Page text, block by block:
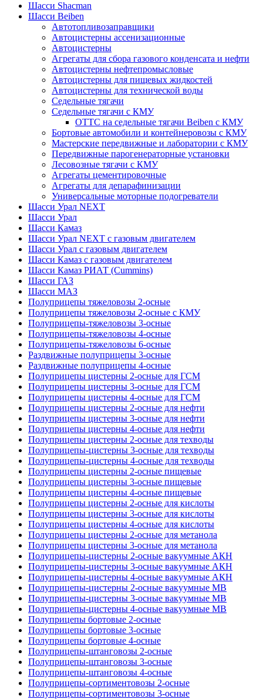
Шасси Shacman
Шасси Beiben
Автотопливозаправщики
Автоцистерны ассенизационные
Автоцистерны
Агрегаты для сбора газового конденсата и нефти
Автоцистерны нефтепромысловые
Автоцистерны для пищевых жидкостей
Автоцистерны для технической воды
Седельные тягачи
Седельные тягачи с КМУ
ОТТС на седельные тягачи Beiben с КМУ
Бортовые автомобили и контейнеровозы с КМУ
Мастерские передвижные и лаборатории с КМУ
Передвижные парогенераторные установки
Лесовозные тягачи с КМУ
Агрегаты цементировочные
Агрегаты для депарафинизации
Универсальные моторные подогреватели
Шасси Урал NEXT
Шасси Урал
Шасси Камаз
Шасси Урал NEXT с газовым двигателем
Шасси Урал с газовым двигателем
Шасси Камаз с газовым двигателем
Шасси Камаз РИАТ (Cummins)
Шасси ГАЗ
Шасси МАЗ
Полуприцепы тяжеловозы 2-осные
Полуприцепы тяжеловозы 2-осные с КМУ
Полуприцепы-тяжеловозы 3-осные
Полуприцепы-тяжеловозы 4-осные
Полуприцепы-тяжеловозы 6-осные
Раздвижные полуприцепы 3-осные
Раздвижные полуприцепы 4-осные
Полуприцепы цистерны 2-осные для ГСМ
Полуприцепы цистерны 3-осные для ГСМ
Полуприцепы цистерны 4-осные для ГСМ
Полуприцепы цистерны 2-осные для нефти
Полуприцепы цистерны 3-осные для нефти
Полуприцепы цистерны 4-осные для нефти
Полуприцепы цистерны 2-осные для техводы
Полуприцепы-цистерны 3-осные для техводы
Полуприцепы-цистерны 4-осные для техводы
Полуприцепы цистерны 2-осные пищевые
Полуприцепы цистерны 3-осные пищевые
Полуприцепы цистерны 4-осные пищевые
Полуприцепы цистерны 2-осные для кислоты
Полуприцепы цистерны 3-осные для кислоты
Полуприцепы цистерны 4-осные для кислоты
Полуприцепы цистерны 2-осные для метанола
Полуприцепы цистерны 3-осные для метанола
Полуприцепы-цистерны 2-осные вакуумные АКН
Полуприцепы-цистерны 3-осные вакуумные АКН
Полуприцепы-цистерны 4-осные вакуумные АКН
Полуприцепы-цистерны 2-осные вакуумные МВ
Полуприцепы-цистерны 3-осные вакуумные МВ
Полуприцепы-цистерны 4-осные вакуумные МВ
Полуприцепы бортовые 2-осные
Полуприцепы бортовые 3-осные
Полуприцепы бортовые 4-осные
Полуприцепы-штанговозы 2-осные
Полуприцепы-штанговозы 3-осные
Полуприцепы-штанговозы 4-осные
Полуприцепы-сортиментовозы 2-осные
Полуприцепы-сортиментовозы 3-осные